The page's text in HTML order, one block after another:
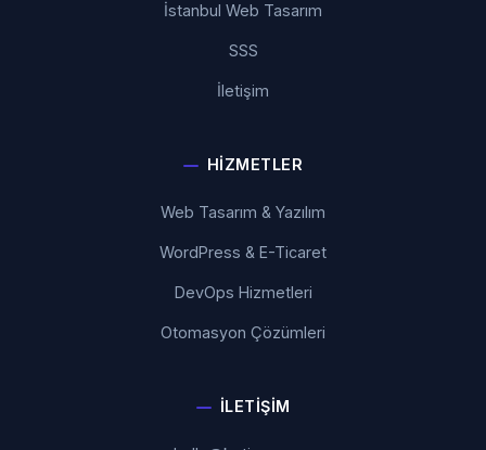
İstanbul Web Tasarım
SSS
İletişim
HIZMETLER
Web Tasarım & Yazılım
WordPress & E-Ticaret
DevOps Hizmetleri
Otomasyon Çözümleri
İLETIŞIM